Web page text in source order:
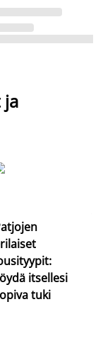
ja
itsellesi
tuki